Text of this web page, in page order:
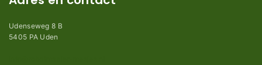
Udenseweg 8 B
5405 PA Uden